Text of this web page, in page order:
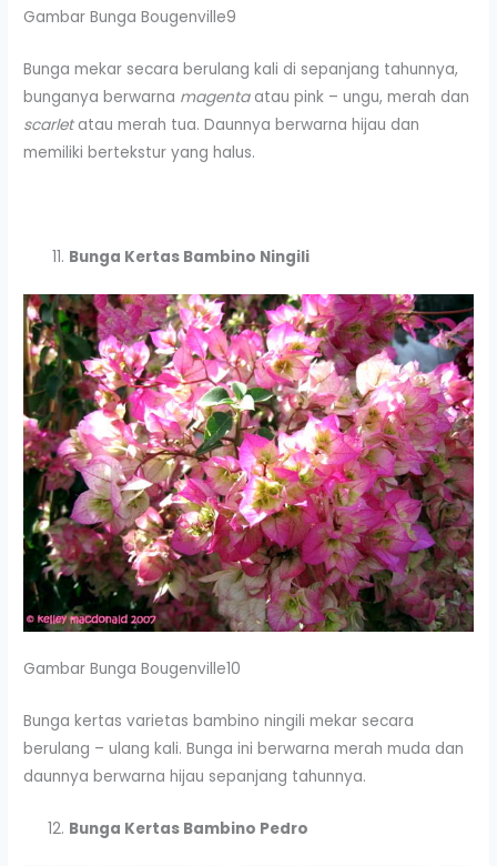
Gambar Bunga Bougenville9
Bunga mekar secara berulang kali di sepanjang tahunnya,
bunganya berwarna magenta atau pink – ungu, merah dan
scarlet atau merah tua. Daunnya berwarna hijau dan
memiliki bertekstur yang halus.
Bunga Kertas Bambino Ningili
Gambar Bunga Bougenville10
Bunga kertas varietas bambino ningili mekar secara
berulang – ulang kali. Bunga ini berwarna merah muda dan
daunnya berwarna hijau sepanjang tahunnya.
Bunga Kertas Bambino Pedro